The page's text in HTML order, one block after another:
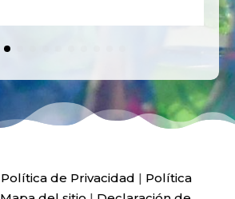
Política de Privacidad | Política